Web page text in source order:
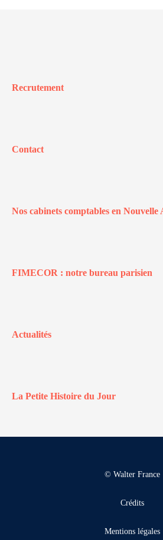
Recrutement
Contact
Nos cabinets comptables en Nouvelle
FIMECOR : notre bureau parisien
Actualités
La Petite Histoire du Jour
© Walter France
Crédits
Mentions légales